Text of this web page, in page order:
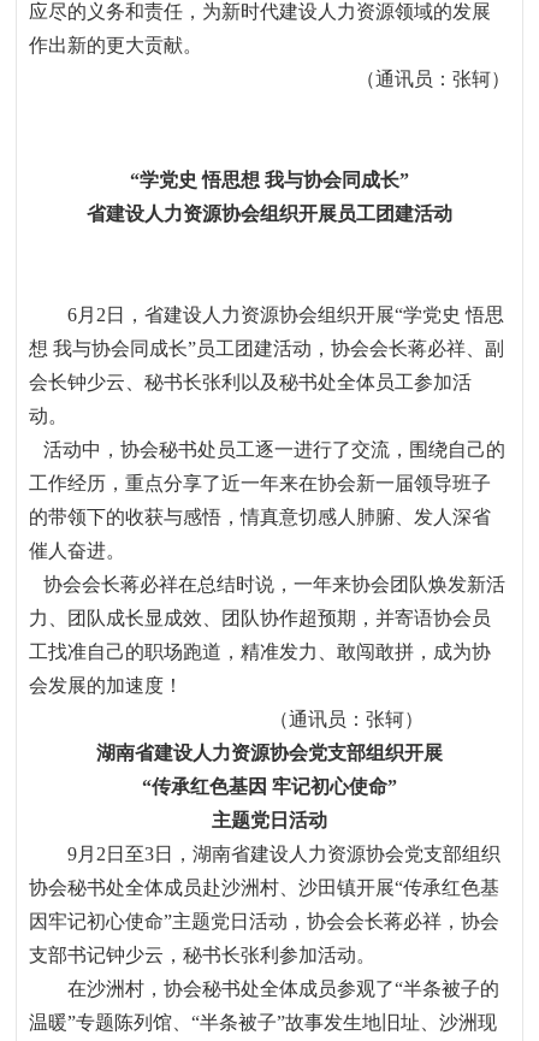
应尽的义务和责任，为新时代建设人力资源领域的发展
作出新的更大贡献。
（通讯员：张轲）
“学党史 悟思想 我与协会同成长”
省建设人力资源协会组织开展员工团建活动
6月 2 日，省建设人力资源协会组织开展“学党史 悟思
想 我与协会同成长”员工团建活动，协会会长蒋必祥、副
会长钟少云、秘书长张利以及秘书处全体员工参加活
动。
活动中，协会秘书处员工逐一进行了交流，围绕自己的
工作经历，重点分享了近一年来在协会新一届领导班子
的带领下的收获与感悟，情真意切感人肺腑、发人深省
催人奋进。
协会会长蒋必祥在总结时说，一年来协会团队焕发新活
力、团队成长显成效、团队协作超预期，并寄语协会员
工找准自己的职场跑道，精准发力、敢闯敢拼，成为协
会发展的加速度！
（通讯员：张轲）
湖南省建设人力资源协会党支部组织开展
“传承红色基因 牢记初心使命”
主题党日活动
9月 2 日至3日，湖南省建设人力资源协会党支部组织
协会秘书处全体成员赴沙洲村、沙田镇开展“传承红色基
因牢记初心使命”主题党日活动，协会会长蒋必祥，协会
支部书记钟少云，秘书长张利参加活动。
在沙洲村，协会秘书处全体成员参观了“半条被子的
温暖”专题陈列馆、“半条被子”故事发生地旧址、沙洲现